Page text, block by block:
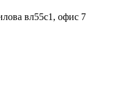
вл55с1, офис 7